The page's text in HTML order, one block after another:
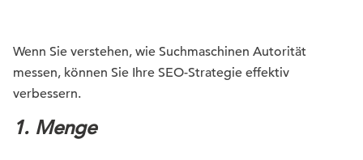
Wenn Sie verstehen, wie Suchmaschinen Autorität
messen, können Sie Ihre SEO-Strategie effektiv
verbessern.
1. Menge